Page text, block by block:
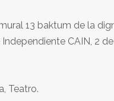
13 baktum de la
CAIN, 2 de
Teatro.